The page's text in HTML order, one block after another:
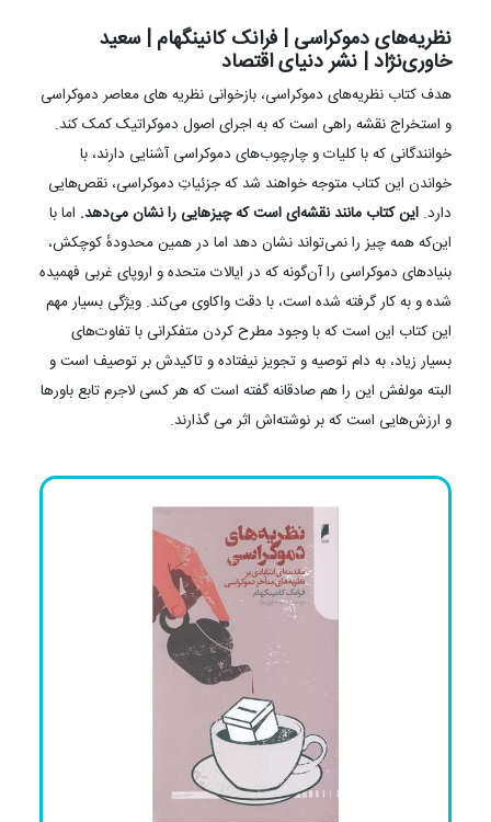
نظریه‌های دموکراسی | فرانک کانینگهام | سعید
خاوری‌نژاد | نشر دنیای اقتصاد
هدف کتاب نظریه‌های دموکراسی، بازخوانی نظریه ‎های معاصر دموکراسی
و استخراج نقشه‌ راهی است که به اجرای اصول دموکراتیک کمک کند.
خوانندگانی که با کلیات و چارچوب‌های دموکراسی آشنایی دارند، با
خواندن این کتاب متوجه خواهند شد که جزئیاتِ دموکراسی، نقص‌هایی
دارد. این کتاب مانند نقشه‌‌ای است که چیزهایی را نشان می‌دهد. اما با
این‌که همه چیز را ‌نمی‌تواند نشان دهد اما در همین محدودهٔ کوچکش،
بنیادهای دموکراسی را آن‌گونه که در ایالات متحده و اروپای غربی فهمیده
شده و به کار گرفته شده است، با دقت واکاوی می‌‌کند. ویژگی بسیار مهم
این کتاب این است که با وجود مطرح کردن متفکرانی با تفاوت‌های
بسیار زیاد، به دام توصیه و تجویز نیفتاده و تاکیدش بر توصیف است و
البته مولفش این را هم صادقانه گفته است که هر کسی لاجرم تابع باورها
و ارزش‌هایی است که بر نوشته‌‌اش اثر می ‌گذارند.